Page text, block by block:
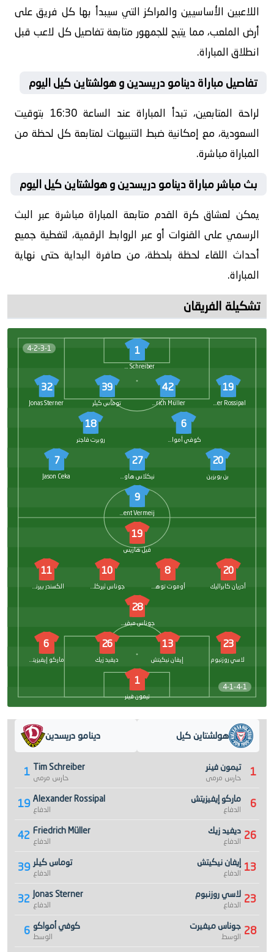
اللاعبين الأساسيين والمراكز التي سيبدأ بها كل فريق على
أرض الملعب، مما يتيح للجمهور متابعة تفاصيل كل لاعب قبل
انطلاق المباراة.
تفاصيل مباراة دينامو دريسدين و هولشتاين كيل اليوم
لراحة المتابعين، تبدأ المباراة عند الساعة 16:30 بتوقيت
السعودية، مع إمكانية ضبط التنبيهات لمتابعة كل لحظة من
المباراة مباشرة.
بث مباشر مباراة دينامو دريسدين و هولشتاين كيل اليوم
يمكن لعشاق كرة القدم متابعة المباراة مباشرة عبر البث
الرسمي على القنوات أو عبر الروابط الرقمية، لتغطية جميع
أحداث اللقاء لحظة بلحظة، من صافرة البداية حتى نهاية
المباراة.
تشكيلة الفريقان
4-2-3-1 1
Tim Schreiber
19
Alexander Rossipal
42
Friedrich Müller
39
توماس كيلر
32
Jonas Sterner
6
كوفي أمواكو
18
روبرت فاجنر
20
بن بوبزين
27
نيكلاس هاوتمان
7
Jason Ceka
9
Vincent Vermeij
4-1-4-1
19
فيل هاريس
20
أدريان كابراليك
8
أوموت توهومكو
10
جوناس ثيركلسن
11
الكسندر بيرنهاردسون
28
جوناس ميفيرت
23
لاسي روزنبوم
13
إيفان نيكيتش
26
ديفيد زيك
6
ماركو إيفيزيتش
1
تيمون فينر
دينامو دريسدين
1 Tim Schreiber
حارس مرمى
19 Alexander Rossipal
الدفاع
42 Friedrich Müller
الدفاع
39 توماس كيلر
الدفاع
32 Jonas Sterner
الدفاع
6 كوفي أمواكو
الوسط
هولشتاين كيل
1 تيمون فينر
حارس مرمى
6 ماركو إيفيزيتش
الدفاع
26 ديفيد زيك
الدفاع
13 إيفان نيكيتش
الدفاع
23 لاسي روزنبوم
الدفاع
28 جوناس ميفيرت
الوسط